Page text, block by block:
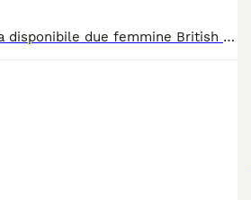
L'Allevamento Felicity Golden ha disponibile due femmine British Shorthair nella colorazione chioccolate golden, con splendidi occhi verdi. Nata il 15/6/26, disponibile dal 7/9/26. 1 genitori sono testati per FIV, FeLV e PKD. Il cucciolo verrà ceduto con: * Libretto sanitario; * Doppia vaccinazione trivalente; * Regolare contratto di cessione; * Pedigree ENFI; * Kit cucciolo. Al momento della consegna sarà già svezzato, autonomo nell'alimentazione e abituato all'uso della lettiera e del tiragraffi. Per maggiori informazioni o fotografie, non esitate a contattarci.